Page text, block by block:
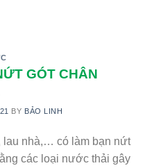
GÓT CHÂN
BY BẢO LINH
lau nhà,… có làm bạn nứt
các loại nước thải gây